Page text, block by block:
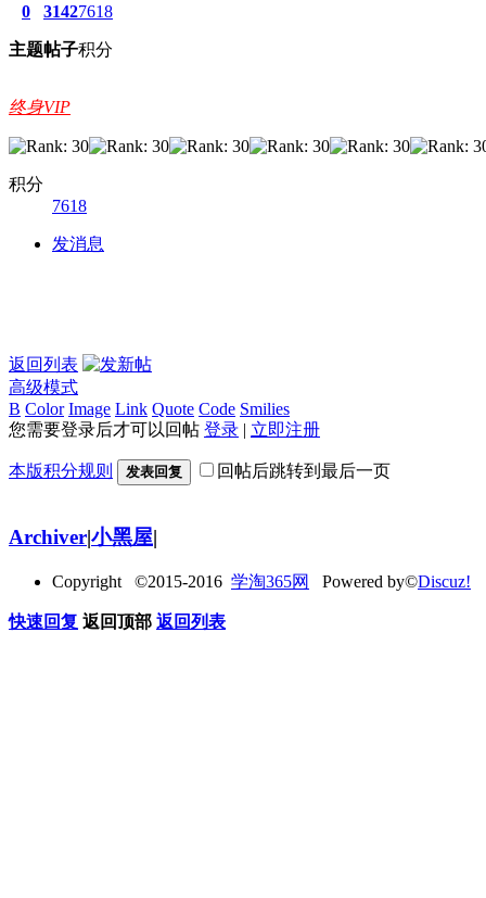
0
主题
3142
帖子
7618
积分
终身VIP
积分
7618
发消息
返回列表
高级模式
B Color Image Link Quote Code Smilies
您需要登录后才可以回帖 登录 | 立即注册
本版积分规则 发表回复 回帖后跳转到最后一页
Archiver|小黑屋|
Copyright ©2015-2016 学淘365网 Powered by©Discuz!
快速回复 返回顶部 返回列表